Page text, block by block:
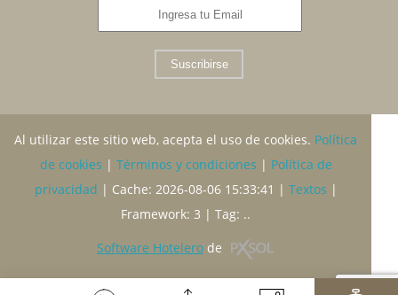
Suscribirse
Al utilizar este sitio web, acepta el uso de cookies. Política
de cookies | Términos y condiciones | Política de
privacidad | Cache: 2026-08-06 15:33:41 | Textos |
Framework: 3 | Tag: ..
Software Hotelero de